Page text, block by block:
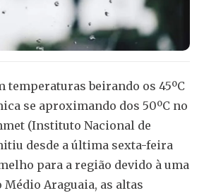
temperaturas beirando os 45ºC
se aproximando dos 50ºC no
(Instituto Nacional de
desde a última sexta-feira
para a região devido à uma
Médio Araguaia, as altas